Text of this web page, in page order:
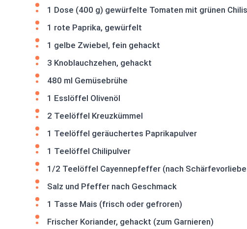
1 Dose (400 g) gewürfelte Tomaten mit grünen
1 rote Paprika, gewürfelt
1 gelbe Zwiebel, fein gehackt
3 Knoblauchzehen, gehackt
480 ml Gemüsebrühe
1 Esslöffel Olivenöl
2 Teelöffel Kreuzkümmel
1 Teelöffel geräuchertes Paprikapulver
1 Teelöffel Chilipulver
1/2 Teelöffel Cayennepfeffer (nach Schärfevorliebe
Salz und Pfeffer nach Geschmack
1 Tasse Mais (frisch oder gefroren)
Frischer Koriander, gehackt (zum Garnieren)